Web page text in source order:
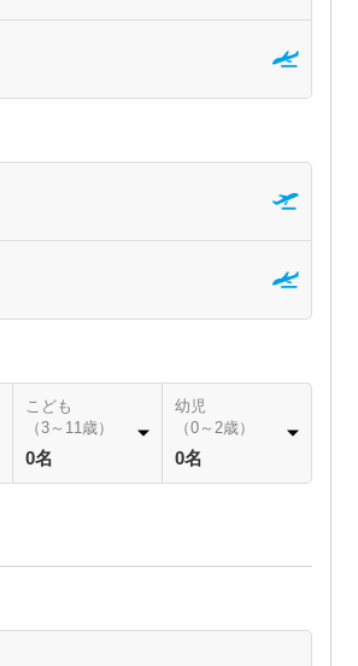
こども
（3～11歳）
0名
幼児
（0～2歳）
0名